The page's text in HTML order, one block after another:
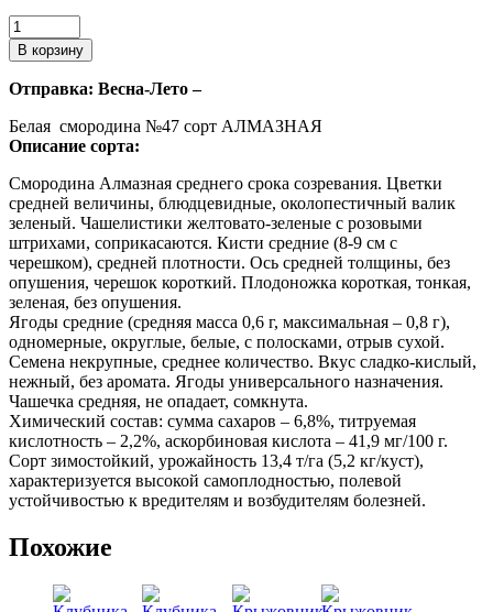
Количество
товара
Смородина
белая
№47
В корзину
Отправка: Весна-Лето –
Белая смородина №47 сорт АЛМАЗНАЯ
Описание сорта:
Смородина Алмазная среднего срока созревания. Цветки
средней величины, блюдцевидные, околопестичный валик
зеленый. Чашелистики желтовато-зеленые с розовыми
штрихами, соприкасаются. Кисти средние (8-9 см с
черешком), средней плотности. Ось средней толщины, без
опушения, черешок короткий. Плодоножка короткая, тонкая,
зеленая, без опушения.
Ягоды средние (средняя масса 0,6 г, максимальная – 0,8 г),
одномерные, округлые, белые, с полосками, отрыв сухой.
Семена некрупные, среднее количество. Вкус сладко-кислый,
нежный, без аромата. Ягоды универсального назначения.
Чашечка средняя, не опадает, сомкнута.
Химический состав: сумма сахаров – 6,8%, титруемая
кислотность – 2,2%, аскорбиновая кислота – 41,9 мг/100 г.
Сорт зимостойкий, урожайность 13,4 т/га (5,2 кг/куст),
характеризуется высокой самоплодностью, полевой
устойчивостью к вредителям и возбудителям болезней.
Похожие